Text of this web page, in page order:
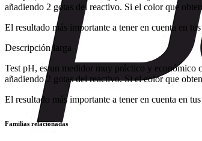
añadiendo 2 gotas del reactivo. Si el color que
El resultado más importante a tener en cuenta en
Descripción larga
Test pH, es un medidor muy práctico y económico
añadiendo 2 gotas del reactivo. Si el color que
El resultado más importante a tener en cuenta en
Familias relacionadas